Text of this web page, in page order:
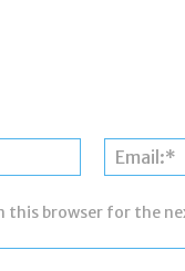
Name:*
this browser for the